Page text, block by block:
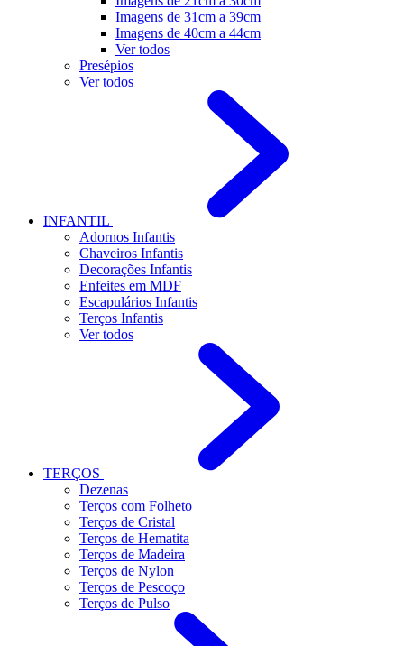
Imagens de 31cm a 39cm
Imagens de 40cm a 44cm
Ver todos
Presépios
Ver todos
INFANTIL
Adornos Infantis
Chaveiros Infantis
Decorações Infantis
Enfeites em MDF
Escapulários Infantis
Terços Infantis
Ver todos
TERÇOS
Dezenas
Terços com Folheto
Terços de Cristal
Terços de Hematita
Terços de Madeira
Terços de Nylon
Terços de Pescoço
Terços de Pulso